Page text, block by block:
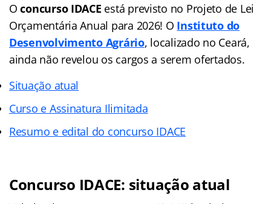
Oconcurso IDACE está previsto no Projeto de Lei
Orçamentária Anual para 2026! O Instituto do
Desenvolvimento Agrário, localizado no Ceará,
ainda não revelou os cargos a serem ofertados.
Situação atual
Curso e Assinatura Ilimitada
Resumo e edital do concurso IDACE
Concurso IDACE: situação atual